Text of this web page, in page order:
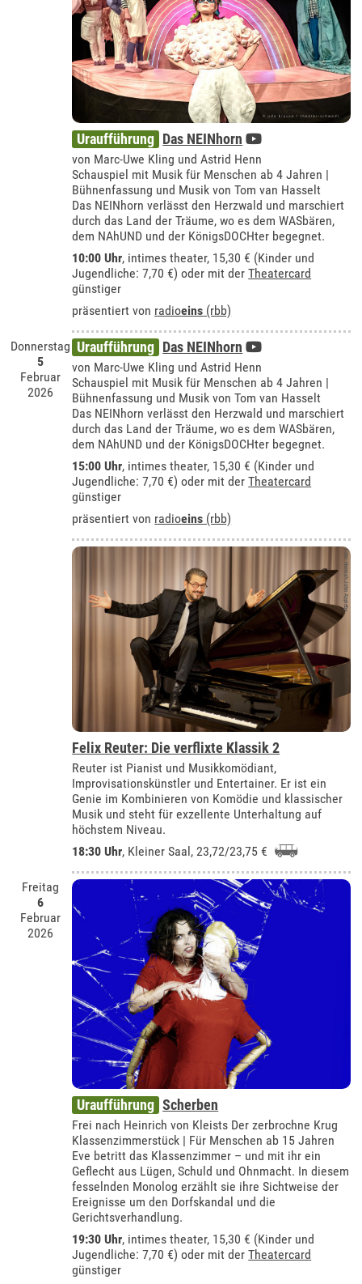
Uraufführung Das NEINhorn
von Marc-Uwe Kling und Astrid Henn
Schauspiel mit Musik für Menschen ab 4 Jahren |
Bühnenfassung und Musik von Tom van Hasselt
Das NEINhorn verlässt den Herzwald und marschiert
durch das Land der Träume, wo es dem WASbären,
dem NAhUND und der KönigsDOCHter begegnet.
10:00 Uhr, intimes theater, 15,30 € (Kinder und
Jugendliche: 7,70 €) oder mit derTheatercard
günstiger
präsentiert von radioeins (rbb)
Donnerstag
5
Februar
2026
Uraufführung Das NEINhorn
von Marc-Uwe Kling und Astrid Henn
Schauspiel mit Musik für Menschen ab 4 Jahren |
Bühnenfassung und Musik von Tom van Hasselt
Das NEINhorn verlässt den Herzwald und marschiert
durch das Land der Träume, wo es dem WASbären,
dem NAhUND und der KönigsDOCHter begegnet.
15:00 Uhr, intimes theater, 15,30 € (Kinder und
Jugendliche: 7,70 €) oder mit derTheatercard
günstiger
präsentiert von radioeins (rbb)
Felix Reuter: Die verflixte Klassik 2
Reuter ist Pianist und Musikkomödiant,
Improvisationskünstler und Entertainer. Er ist ein
Genie im Kombinieren von Komödie und klassischer
Musik und steht für exzellente Unterhaltung auf
höchstem Niveau.
18:30 Uhr, Kleiner Saal , 23,72/23,75 €
Freitag
6
Februar
2026
Uraufführung Scherben
Frei nach Heinrich von Kleists Der zerbrochne Krug
Klassenzimmerstück | Für Menschen ab 15 Jahren
Eve betritt das Klassenzimmer – und mit ihr ein
Geflecht aus Lügen, Schuld und Ohnmacht. In diesem
fesselnden Monolog erzählt sie ihre Sichtweise der
Ereignisse um den Dorfskandal und die
Gerichtsverhandlung.
19:30 Uhr, intimes theater, 15,30 € (Kinder und
Jugendliche: 7,70 €) oder mit derTheatercard
günstiger